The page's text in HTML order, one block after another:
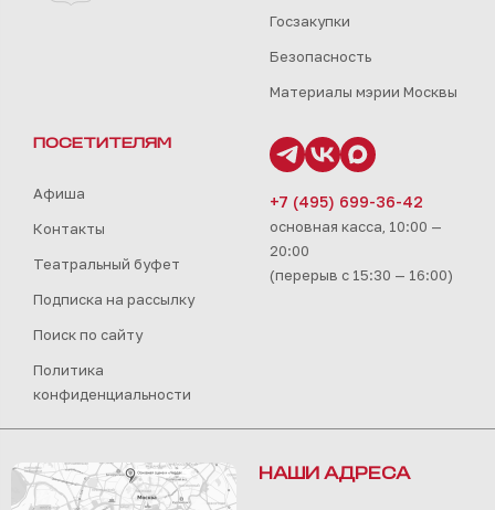
Госзакупки
Безопасность
Материалы мэрии Москвы
ПОСЕТИТЕЛЯМ
Афиша
Контакты
Театральный буфет
Подписка на рассылку
Поиск по сайту
Политика
конфиденциальности
+7 (495) 699-36-42
основная касса, 10:00 —
20:00
(перерыв с 15:30 — 16:00)
НАШИ АДРЕСА